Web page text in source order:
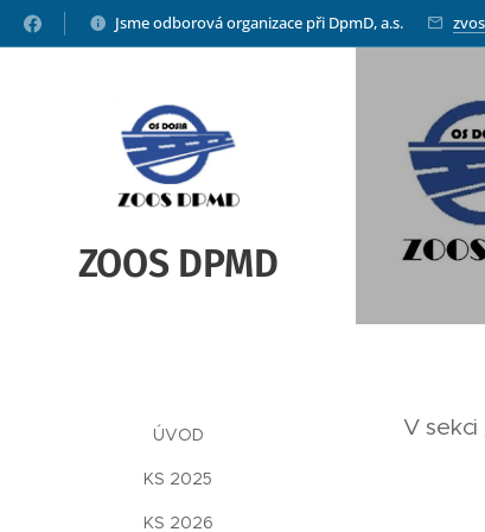
Jsme odborová organizace při DpmD, a.s.
ZOOS DPMD
ÚVOD
KS 2025
KS 2026
V sekci